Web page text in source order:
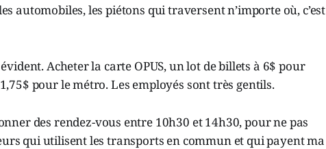
automobiles, les piétons qui traversent n’importe où, c’est
évident. Acheter la carte OPUS, un lot de billets à 6$ pour
pour le métro. Les employés sont très gentils.
des rendez-vous entre 10h30 et 14h30, pour ne pas
qui utilisent les transports en commun et qui payent ma